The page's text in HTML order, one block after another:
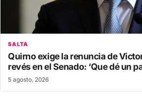
SALTA
Quirno exige la renuncia de
revés en el Senado: ‘Que dé un
5 agosto, 2026